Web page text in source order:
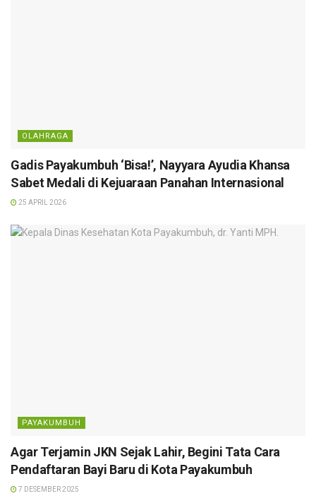
OLAHRAGA
Gadis Payakumbuh ‘Bisa!’, Nayyara Ayudia Khansa
Sabet Medali di Kejuaraan Panahan Internasional
25 APRIL 2026
PAYAKUMBUH
Agar Terjamin JKN Sejak Lahir, Begini Tata Cara
Pendaftaran Bayi Baru di Kota Payakumbuh
7 DESEMBER 2025